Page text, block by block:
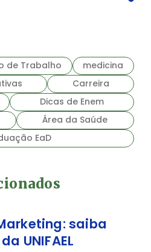
de Trabalho
medicina
Carreira
Dicas de Enem
Área da Saúde
EaD
saiba
UNIFAEL